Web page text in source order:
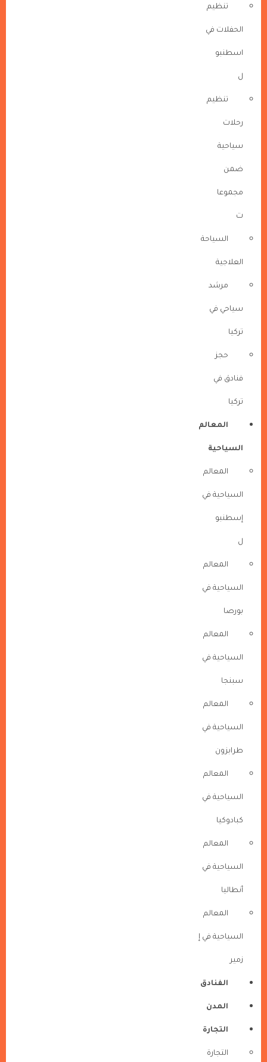
تنظيم
الحفلات في
اسطنبو
ل
تنظيم
رحلات
سياحية
ضمن
مجموعا
ت
السياحة
العلاجية
مرشد
سياحي في
تركيا
حجز
فنادق في
تركيا
المعالم
السياحية
المعالم
السياحية في
إسطنبو
ل
المعالم
السياحية في
بورصا
المعالم
السياحية في
سبنجا
المعالم
السياحية في
طرابزون
المعالم
السياحية في
كبادوكيا
المعالم
السياحية في
أنطاليا
المعالم
السياحية في إ
زمير
الفنادق
المدن
التجارة
التجارة